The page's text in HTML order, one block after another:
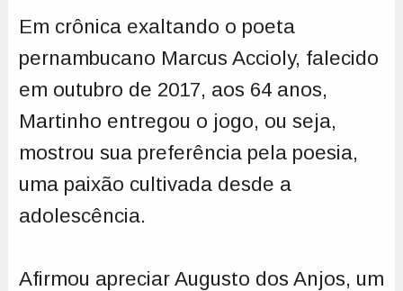
Em crônica exaltando o poeta
pernambucano Marcus Accioly, falecido
em outubro de 2017, aos 64 anos,
Martinho entregou o jogo, ou seja,
mostrou sua preferência pela poesia,
uma paixão cultivada desde a
adolescência.
Afirmou apreciar Augusto dos Anjos, um